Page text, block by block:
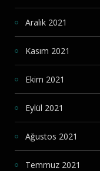
Aralık 2021
Kasım 2021
Ekim 2021
Eylül 2021
Ağustos 2021
Temmuz 2021